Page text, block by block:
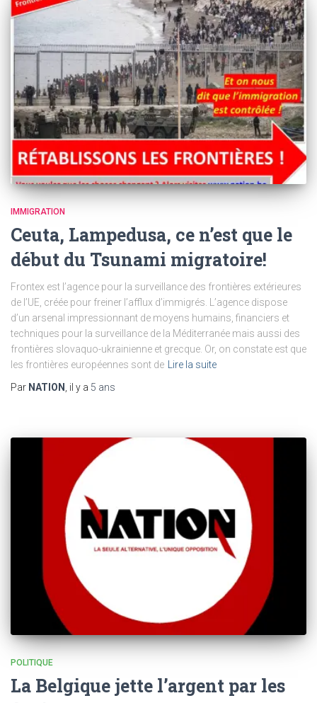
IMMIGRATION
Ceuta, Lampedusa, ce n’est que le
début du Tsunami migratoire!
Frontex est l’agence pour la surveillance des frontières extérieures
de l’UE, créée pour freiner l’afflux d’immigrés. L’agence dispose
d’un arsenal impressionnant de moyens humains, financiers et
techniques pour la surveillance de la Méditerranée mais aussi des
frontières slovaquo-ukrainienne et grecque. Or, on constate est que
les frontières européennes sont de Lire la suite
Par NATION , il y a 5 ans
POLITIQUE
La Belgique jette l’argent par les